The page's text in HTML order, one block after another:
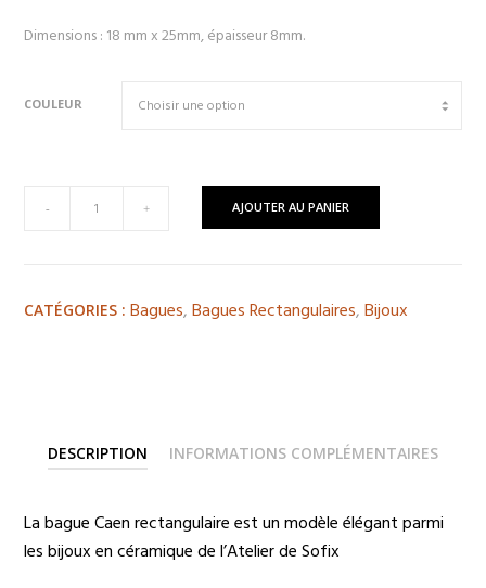
Dimensions : 18 mm x 25mm, épaisseur 8mm.
COULEUR
- + AJOUTER AU PANIER
CATÉGORIES : Bagues,Bagues Rectangulaires,Bijoux
DESCRIPTION INFORMATIONS COMPLÉMENTAIRES
La bague Caen rectangulaire est un modèle élégant parmi
les bijoux en céramique de l’Atelier de Sofix